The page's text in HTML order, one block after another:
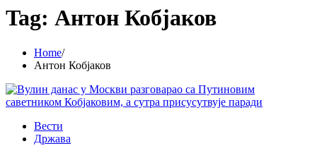
Tag: Антон Кобјаков
Home
Антон Кобјаков
Вести
Држава